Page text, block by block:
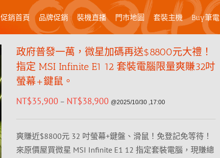
促銷首頁 品牌促銷 裝機直播 門市地圖 套裝主機 Buy筆電
政府普發一萬，微星加碼再送$8800元大禮！
指定 MSI Infinite E1 12 套裝電腦限量爽賺32吋
螢幕+鍵鼠。
NT$35,900 – NT$38,900 @2025/10/30 ,17:00
爽賺近$8800元 32 吋螢幕+鍵盤、滑鼠！免登記免等待！
來原價屋買微星 MSI Infinite E1 12 指定套裝電腦，現賺總